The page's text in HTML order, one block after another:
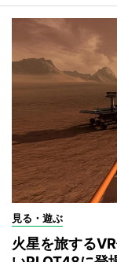
見る・遊ぶ
火星を旅する